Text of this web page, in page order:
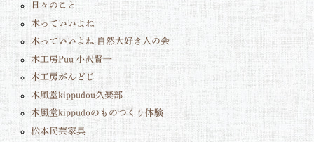
日々のこと
木っていいよね
木っていいよね 自然大好き人の会
木工房Puu 小沢賢一
木工房がんどじ
木風堂kippudou久楽部
木風堂kippudoのものつくり体験
松本民芸家具